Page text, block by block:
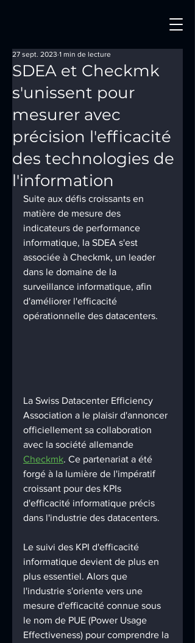
SDEA et Checkmk
s'unissent pour
mesurer avec
précision l'efficacité
des technologies de
l'information
27 sept. 2023 1 min de lecture
Suite aux défis croissants en
matière de mesure des
indicateurs de performance
informatique, la SDEA s'est
associée à Checkmk, un leader
dans le domaine de la
surveillance informatique, afin
d'améliorer l'efficacité
opérationnelle des datacenters.
La Swiss Datacenter Efficiency
Association a le plaisir d'annoncer
officiellement sa collaboration
avec la société allemande
Checkmk. Ce partenariat a été
forgé à la lumière de l'impératif
croissant pour des KPIs
d'efficacité informatique précis
dans l'industrie des datacenters.
Le suivi des KPI d'efficacité
informatique devient de plus en
plus essentiel. Alors que
l'industrie s'oriente vers une
mesure d'efficacité connue sous
le nom de PUE (Power Usage
Effectiveness) pour comprendre la